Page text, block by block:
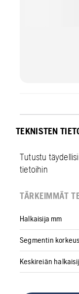
TEKNISTEN
Tutustu
tietoihin
TÄRKEIMMÄT
Halkaisija mm
Segmentin korkeus
Keskireiän